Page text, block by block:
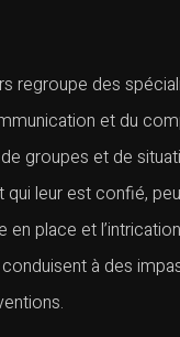
regroupe des
et du
de groupes et de
qui leur est confié,
en place et
à des